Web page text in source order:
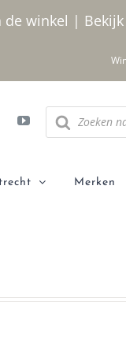
winkel |
Producten
zoeken
Merken